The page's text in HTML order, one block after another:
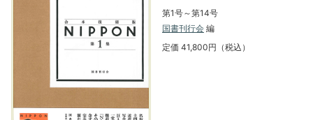
第1号～第14号
国書刊行会 編
定価 41,800円（税込）